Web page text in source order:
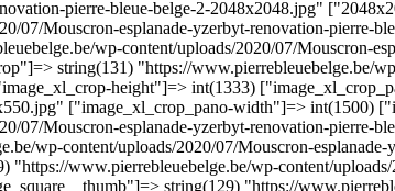
pierre-bleue-belge-2-2048x2048.jpg"
07/Mouscron-esplanade-yzerbyt-renovation-
wp-content/uploads/2020/07/Mouscron-
string(131) "https://www.pierrebleuebelge.be/
height"]=> int(1333)
["image_xl_crop_pano-width"]=>
07/Mouscron-esplanade-yzerbyt-renovation-
wp-content/uploads/2020/07/Mouscron-
www.pierrebleuebelge.be/wp-content/
string(129) "https://